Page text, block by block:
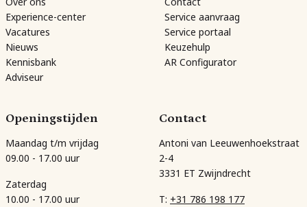
Experience-center
Vacatures
Nieuws
Kennisbank
Adviseur
Service aanvraag
Service portaal
Keuzehulp
AR Configurator
Openingstijden
Maandag t/m vrijdag
09.00 - 17.00 uur
Zaterdag
10.00 - 17.00 uur
Contact
Antoni van Leeuwenhoekstraat
2-4
3331 ET Zwijndrecht
T: +31 786 198 177